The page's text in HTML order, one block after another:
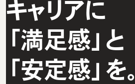
キャリアに
「満足感」と
「安定感」を。